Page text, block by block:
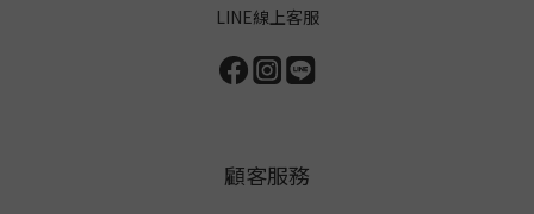
LINE線上客服
顧客服務